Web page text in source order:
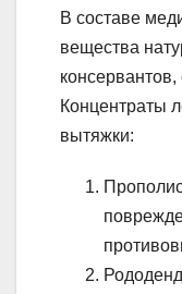
В составе
вещества
консервантов,
Концентраты
вытяжки: